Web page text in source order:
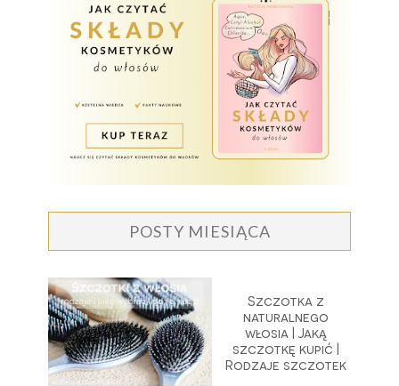
POSTY MIESIĄCA
Szczotka z
naturalnego
włosia | Jaką
szczotkę kupić |
Rodzaje szczotek